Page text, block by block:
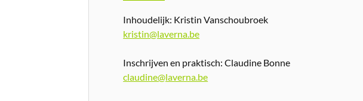
Inhoudelijk: Kristin Vanschoubroek
kristin@laverna.be
Inschrijven en praktisch: Claudine Bonne
claudine@laverna.be